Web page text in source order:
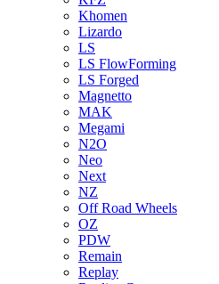
Khomen
Lizardo
LS
LS FlowForming
LS Forged
Magnetto
MAK
Megami
N2O
Neo
Next
NZ
Off Road Wheels
OZ
PDW
Remain
Replay